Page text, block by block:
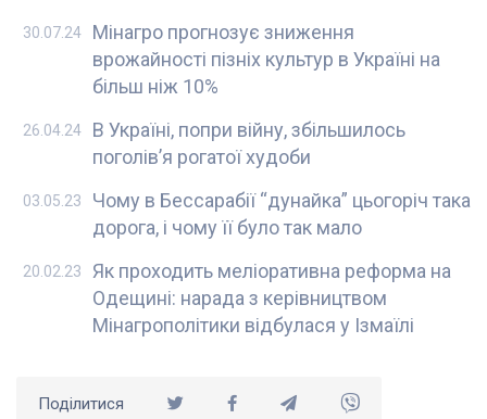
Мінагро прогнозує зниження
врожайності пізніх культур в Україні на
більш ніж 10%
30.07.24
В Україні, попри війну, збільшилось
поголів’я рогатої худоби
26.04.24
Чому в Бессарабії “дунайка” цьогоріч така
дорога, і чому її було так мало
03.05.23
Як проходить меліоративна реформа на
Одещині: нарада з керівництвом
Мінагрополітики відбулася у Ізмаїлі
20.02.23
Поділитися